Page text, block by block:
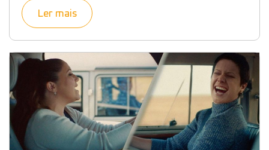
Ler mais